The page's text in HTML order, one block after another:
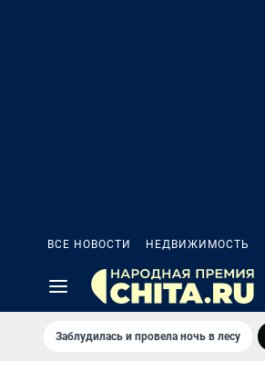
ВСЕ НОВОСТИ НЕДВИЖИМОСТЬ
Заблудилась и провела ночь в лесу